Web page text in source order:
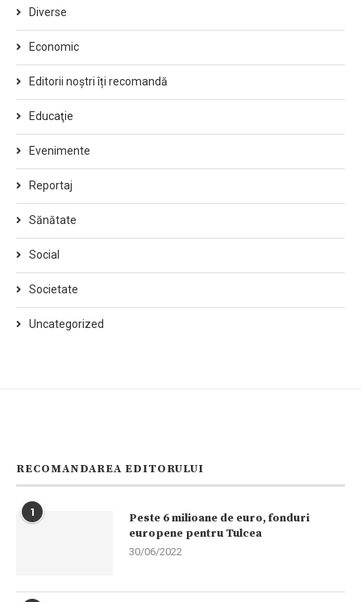
Diverse
Economic
Editorii noștri îți recomandă
Educaţie
Evenimente
Reportaj
Sănătate
Social
Societate
Uncategorized
RECOMANDAREA EDITORULUI
1
Peste 6 milioane de euro, fonduri
europene pentru Tulcea
30/06/2022